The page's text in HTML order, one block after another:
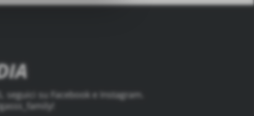
seguici su Facebook e Instagram.